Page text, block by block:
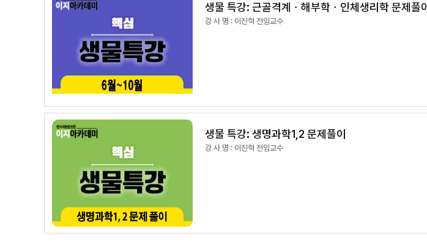
생물 특강: 근골격계ㆍ해부학ㆍ인체생리학 문제풀이
강 사 명 : 이진혁 전임교수
생물 특강: 생명과학1,2 문제풀이
강 사 명 : 이진혁 전임교수